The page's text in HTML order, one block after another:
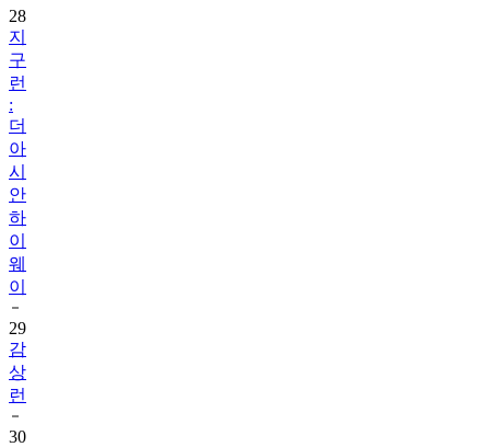
28
지
구
런
:
더
아
시
안
하
이
웨
이
29
감
상
런
30